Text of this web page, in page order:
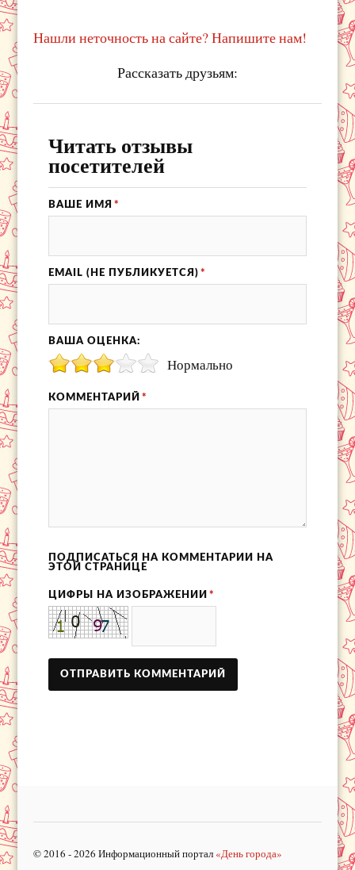
Нашли неточность на сайте? Напишите нам!
Рассказать друзьям:
Читать отзывы
посетителей
ВАШЕ ИМЯ *
EMAIL (НЕ ПУБЛИКУЕТСЯ) *
ВАША ОЦЕНКА:
Нормально
КОММЕНТАРИЙ *
ПОДПИСАТЬСЯ НА КОММЕНТАРИИ НА
ЭТОЙ СТРАНИЦЕ
ЦИФРЫ НА ИЗОБРАЖЕНИИ *
© 2016 - 2026 Информационный портал «День города»